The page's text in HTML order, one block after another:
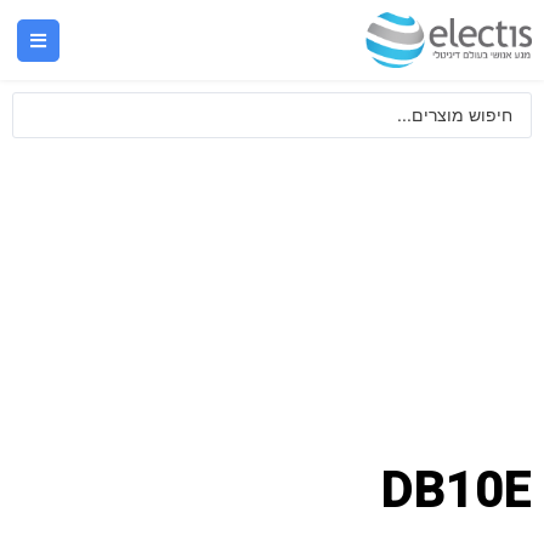
DB10E